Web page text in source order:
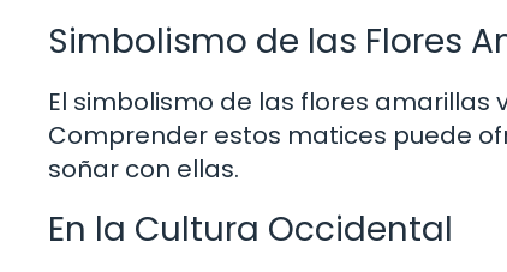
Simbolismo de las Flores
El simbolismo de las flores
Comprender estos matices puede
soñar con ellas.
En la Cultura Occidental